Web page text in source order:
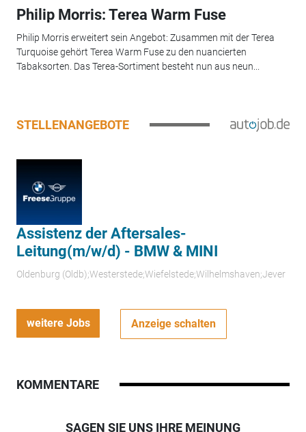
Philip Morris: Terea Warm Fuse
Philip Morris erweitert sein Angebot: Zusammen mit der Terea
Turquoise gehört Terea Warm Fuse zu den nuancierten
Tabaksorten. Das Terea-Sortiment besteht nun aus neun...
STELLENANGEBOTE
Assistenz der Aftersales-
Leitung(m/w/d) - BMW & MINI
Oldenburg (Oldb);Westerstede;Wiefelstede;Wilhelmshaven;Jever
weitere Jobs Anzeige schalten
KOMMENTARE
SAGEN SIE UNS IHRE MEINUNG